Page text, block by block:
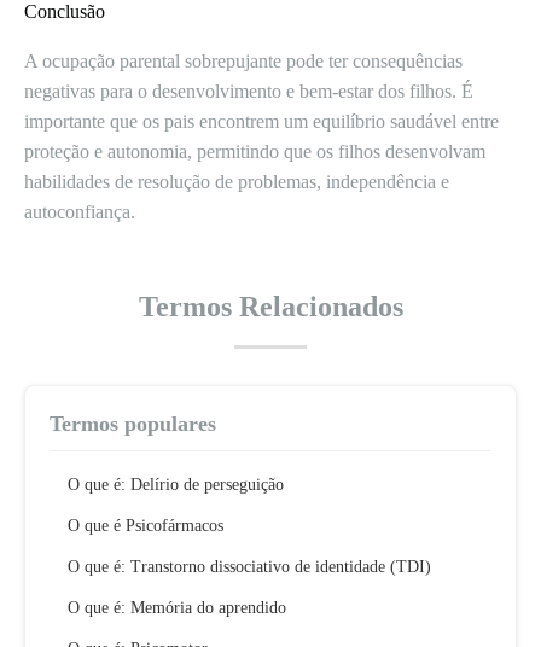
Conclusão
A ocupação parental sobrepujante pode ter consequências
negativas para o desenvolvimento e bem-estar dos filhos. É
importante que os pais encontrem um equilíbrio saudável entre
proteção e autonomia, permitindo que os filhos desenvolvam
habilidades de resolução de problemas, independência e
autoconfiança.
Termos Relacionados
Termos populares
O que é: Delírio de perseguição
O que é Psicofármacos
O que é: Transtorno dissociativo de identidade (TDI)
O que é: Memória do aprendido